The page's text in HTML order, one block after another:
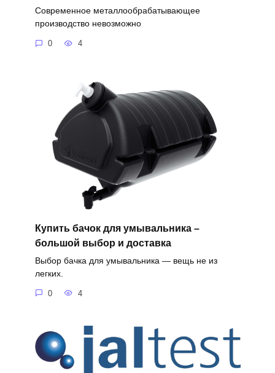
Современное металлообрабатывающее
производство невозможно
0 4
Купить бачок для умывальника –
большой выбор и доставка
Выбор бачка для умывальника — вещь не из
легких.
0 4